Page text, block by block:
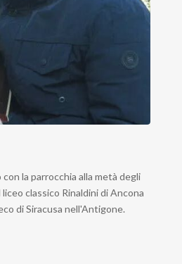
la parrocchia alla metà degli
classico Rinaldini di Ancona
di Siracusa nell'Antigone.